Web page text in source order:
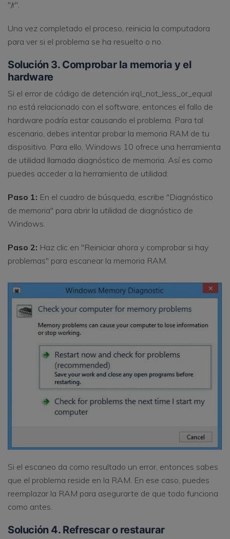
"/r".
Una vez completado el proceso, reinicia la computadora
para ver si el problema se ha resuelto o no.
Solución 3. Comprobar la memoria y el
hardware
Si el error de código de detención irql_not_less_or_equal
no está relacionado con el software, entonces el fallo de
hardware podría estar causando el problema. Para tal
escenario, debes intentar probar la memoria RAM de tu
dispositivo. Para ello, Windows 10 ofrece una herramienta
de utilidad llamada diagnóstico de memoria. Así es como
puedes acceder a la herramienta de utilidad:
Paso 1: En el cuadro de búsqueda, escribe "Diagnóstico
de memoria" para abrir la utilidad de diagnóstico de
Windows.
Paso 2: Haz clic en "Reiniciar ahora y comprobar si hay
problemas" para escanear la memoria RAM.
Si el escaneo da como resultado un error, entonces sabes
que el problema reside en la RAM. En ese caso, puedes
reemplazar la RAM para asegurarte de que todo funciona
como antes.
Solución 4. Refrescar o restaurar